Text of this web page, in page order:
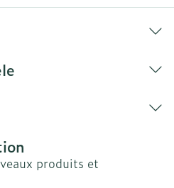
produits et